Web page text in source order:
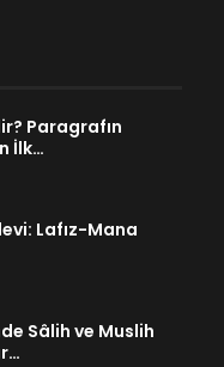
Paragrafın
İlk…
Lafız-Mana
Sâlih ve Muslih